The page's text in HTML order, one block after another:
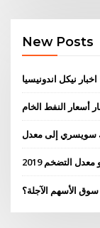
New Posts
اخبار نيكل اندونيسيا
أسعار النفط الخام
التضخم 2019
الأسهم الآجلة؟